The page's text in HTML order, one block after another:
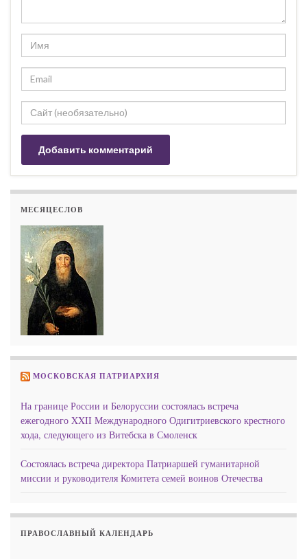
МЕСЯЦЕСЛОВ
МОСКОВСКАЯ ПАТРИАРХИЯ
На границе России и Белоруссии состоялась встреча
ежегодного XXII Международного Одигитриевского крестного
хода, следующего из Витебска в Смоленск
Состоялась встреча директора Патриаршей гуманитарной
миссии и руководителя Комитета семей воинов Отечества
ПРАВОСЛАВНЫЙ КАЛЕНДАРЬ